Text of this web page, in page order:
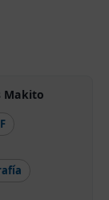
Makito